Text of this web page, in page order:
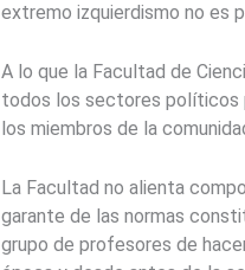
extremo izquierdismo no es
A lo que la Facultad de
todos los sectores políticos
los miembros de la
La Facultad no alienta
garante de las normas
grupo de profesores de